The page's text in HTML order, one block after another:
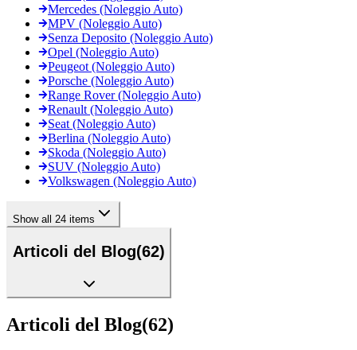
Mercedes (Noleggio Auto)
MPV (Noleggio Auto)
Senza Deposito (Noleggio Auto)
Opel (Noleggio Auto)
Peugeot (Noleggio Auto)
Porsche (Noleggio Auto)
Range Rover (Noleggio Auto)
Renault (Noleggio Auto)
Seat (Noleggio Auto)
Berlina (Noleggio Auto)
Skoda (Noleggio Auto)
SUV (Noleggio Auto)
Volkswagen (Noleggio Auto)
Show all 24 items
Articoli del Blog(62)
Articoli del Blog(62)